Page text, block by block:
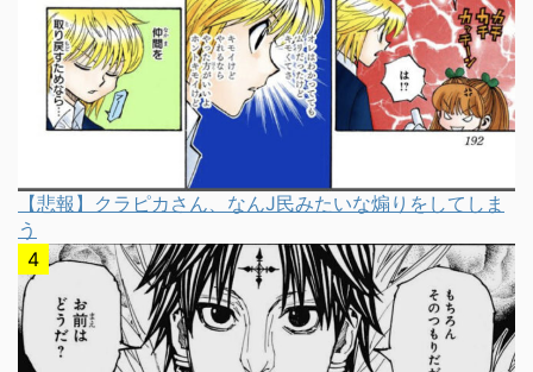
【悲報】クラピカさん、なんJ民みたいな煽りをしてしま
う